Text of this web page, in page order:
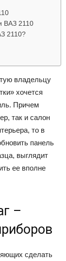
ВАЗ 2110
2110?
владельцу
хочется
Причем
так и салон
то в
панель
выглядит
ее вполне
–
сделать